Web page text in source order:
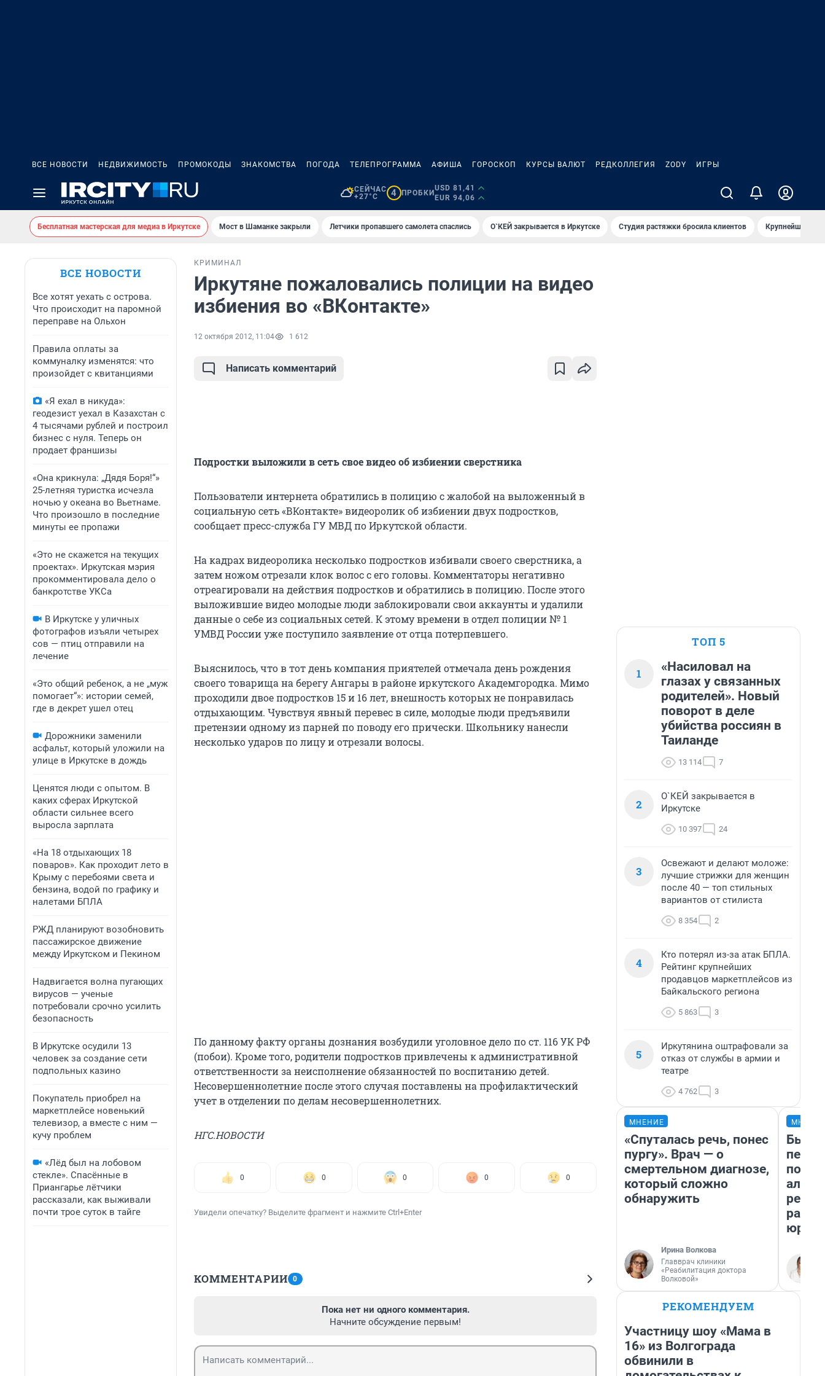
ВСЕ НОВОСТИ НЕДВИЖИМОСТЬ ПРОМОКОДЫ ЗНАКОМСТВА ПОГОДА ТЕЛЕПРОГРАММА АФИША ГОРОСКОП КУРСЫ ВАЛЮТ РЕДКОЛЛЕГИЯ ZODY ИГРЫ
СЕЙЧАС
+27°C
4 ПРОБКИ
USD 81,41
EUR 94,06
Бесплатная мастерская для медиа в Иркутске Мост в Шаманке закрыли Летчики пропавшего самолета спаслись О`КЕЙ закрывается в Иркутске Студия растяжки бросила клиентов Крупнейшие
ВСЕ НОВОСТИ
Все хотят уехать с острова.
Что происходит на паромной
переправе на Ольхон
Правила оплаты за
коммуналку изменятся: что
произойдет с квитанциями
«Я ехал в никуда»:
геодезист уехал в Казахстан с
4 тысячами рублей и построил
бизнес с нуля. Теперь он
продает франшизы
«Она крикнула: „Дядя Боря!“»
25-летняя туристка исчезла
ночью у океана во Вьетнаме.
Что произошло в последние
минуты ее пропажи
«Это не скажется на текущих
проектах». Иркутская мэрия
прокомментировала дело о
банкротстве УКСа
В Иркутске у уличных
фотографов изъяли четырех
сов — птиц отправили на
лечение
«Это общий ребенок, а не „муж
помогает“»: истории семей,
где в декрет ушел отец
Дорожники заменили
асфальт, который уложили на
улице в Иркутске в дождь
Ценятся люди с опытом. В
каких сферах Иркутской
области сильнее всего
выросла зарплата
«На 18 отдыхающих 18
поваров». Как проходит лето в
Крыму с перебоями света и
бензина, водой по графику и
налетами БПЛА
РЖД планируют возобновить
пассажирское движение
между Иркутском и Пекином
Надвигается волна пугающих
вирусов — ученые
потребовали срочно усилить
безопасность
В Иркутске осудили 13
человек за создание сети
подпольных казино
Покупатель приобрел на
маркетплейсе новенький
телевизор, а вместе с ним —
кучу проблем
«Лёд был на лобовом
стекле». Спасённые в
Приангарье лётчики
рассказали, как выживали
почти трое суток в тайге
КРИМИНАЛ
Иркутяне пожаловались полиции на видео
избиения во «ВКонтакте»
12 октября 2012, 11:04 1 612
Написать комментарий
Подростки выложили в сеть свое видео об избиении сверстника
Пользователи интернета обратились в полицию с жалобой на выложенный в
социальную сеть «ВКонтакте» видеоролик об избиении двух подростков,
сообщает пресс-служба ГУ МВД по Иркутской области.
На кадрах видеоролика несколько подростков избивали своего сверстника, а
затем ножом отрезали клок волос с его головы. Комментаторы негативно
отреагировали на действия подростков и обратились в полицию. После этого
выложившие видео молодые люди заблокировали свои аккаунты и удалили
данные о себе из социальных сетей. К этому времени в отдел полиции № 1
УМВД России уже поступило заявление от отца потерпевшего.
Выяснилось, что в тот день компания приятелей отмечала день рождения
своего товарища на берегу Ангары в районе иркутского Академгородка. Мимо
проходили двое подростков 15 и 16 лет, внешность которых не понравилась
отдыхающим. Чувствуя явный перевес в силе, молодые люди предъявили
претензии одному из парней по поводу его прически. Школьнику нанесли
несколько ударов по лицу и отрезали волосы.
По данному факту органы дознания возбудили уголовное дело по ст. 116 УК РФ
(побои). Кроме того, родители подростков привлечены к административной
ответственности за неисполнение обязанностей по воспитанию детей.
Несовершеннолетние после этого случая поставлены на профилактический
учет в отделении по делам несовершеннолетних.
НГС.НОВОСТИ
0 0 0 0 0
Увидели опечатку? Выделите фрагмент и нажмите Ctrl+Enter
КОММЕНТАРИИ 0
Пока нет ни одного комментария.
Начните обсуждение первым!
ТОП 5
1
«Насиловал на
глазах у связанных
родителей». Новый
поворот в деле
убийства россиян в
Таиланде
13 114 7
2
О`КЕЙ закрывается в
Иркутске
10 397 24
3
Освежают и делают моложе:
лучшие стрижки для женщин
после 40 — топ стильных
вариантов от стилиста
8 354 2
4
Кто потерял из-за атак БПЛА.
Рейтинг крупнейших
продавцов маркетплейсов из
Байкальского региона
5 863 3
5
Иркутянина оштрафовали за
отказ от службы в армии и
театре
4 762 3
МНЕНИЕ
«Спуталась речь, понес
пургу». Врач — о
смертельном диагнозе,
который сложно
обнаружить
Ирина Волкова
Главврач клиники
«Реабилитация доктора
Волковой»
Был
РЕКОМЕНДУЕМ
Участницу шоу «Мама в
16» из Волгограда
обвинили в